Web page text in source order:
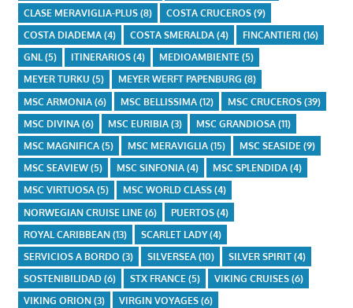
CLASE MERAVIGLIA-PLUS(8) COSTA CRUCEROS(9)
COSTA DIADEMA(4) COSTA SMERALDA(4) FINCANTIERI (16)
GNL(5) ITINERARIOS(4) MEDIOAMBIENTE(5)
MEYER TURKU (5) MEYER WERFT PAPENBURG (8)
MSC ARMONIA(6) MSC BELLISSIMA(12) MSC CRUCEROS(39)
MSC DIVINA(6) MSC EURIBIA(3) MSC GRANDIOSA(11)
MSC MAGNIFICA(5) MSC MERAVIGLIA(15) MSC SEASIDE(9)
MSC SEAVIEW(5) MSC SINFONIA(4) MSC SPLENDIDA(4)
MSC VIRTUOSA(5) MSC WORLD CLASS(4)
NORWEGIAN CRUISE LINE (6) PUERTOS(4)
ROYAL CARIBBEAN(13) SCARLET LADY(4)
SERVICIOS A BORDO (3) SILVERSEA(10) SILVER SPIRIT(4)
SOSTENIBILIDAD(6) STX FRANCE(5) VIKING CRUISES(6)
VIKING ORION(3) VIRGIN VOYAGES(6)